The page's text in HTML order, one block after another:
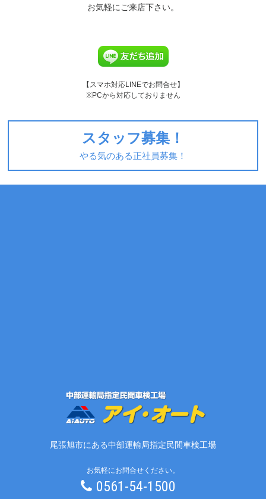
お気軽にご来店下さい。
【スマホ対応LINEでお問合せ】
※PCから対応しておりません
スタッフ募集！
やる気のある正社員募集！
尾張旭市にある中部運輸局指定民間車検工場
お気軽にお問合せください。
0561-54-1500